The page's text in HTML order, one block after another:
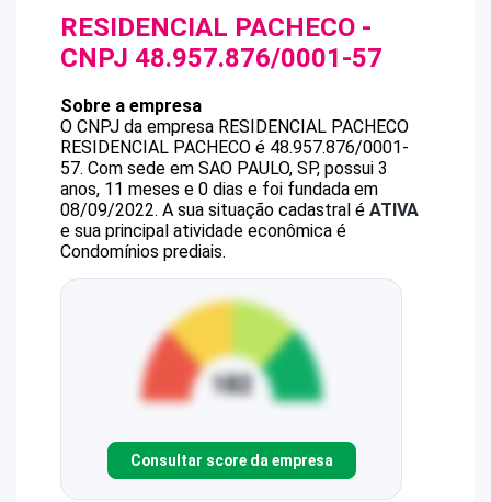
RESIDENCIAL PACHECO -
CNPJ 48.957.876/0001-57
Sobre a empresa
O CNPJ da empresa RESIDENCIAL PACHECO
RESIDENCIAL PACHECO é 48.957.876/0001-
57. Com sede em SAO PAULO, SP, possui 3
anos, 11 meses e 0 dias e foi fundada em
08/09/2022. A sua situação cadastral é ATIVA
e sua principal atividade econômica é
Condomínios prediais.
Consultar score da empresa